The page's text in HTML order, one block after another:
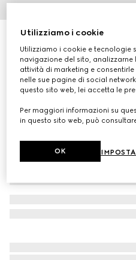
Cappello in cashmere GG
CHF 500
Variante nero e grigio
Utilizziamo i cookie
Utilizziamo i cookie e tecnologie
navigazione del sito,
attività di marketing e
nelle sue pagine di social
questo sito web, lei accetta le
Per maggiori informazioni su
in questo sito web, può
OK